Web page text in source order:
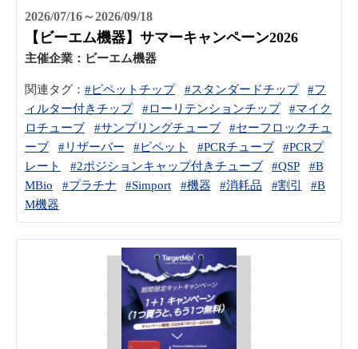
2026/07/16～2026/09/18
【ビーエム機器】サマーキャンペーン2026
主催企業： ビーエム機器
関連タグ： #ピペットチップ #スタンダードチップ
#フ
ィルター付きチップ
#ローリテンションチップ
#マイク
ロチューブ
#サンプリングチューブ
#セーフロックチュ
ーブ
#リザーバー #ピペット #PCRチューブ
#PCRプ
レート
#2ポジションキャップ付きチューブ #QSP
#B
MBio
#プラチナ #Simport #機器 #消耗品 #割引
#B
M機器